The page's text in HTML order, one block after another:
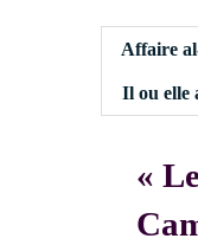
Affaire
Il ou elle
«